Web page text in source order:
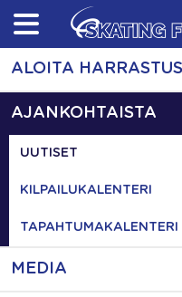
Skip
content
ALOITA HARRASTUS
AJANKOHTAISTA
UUTISET
KILPAILUKALENTERI
TAPAHTUMAKALENTERI
MEDIA